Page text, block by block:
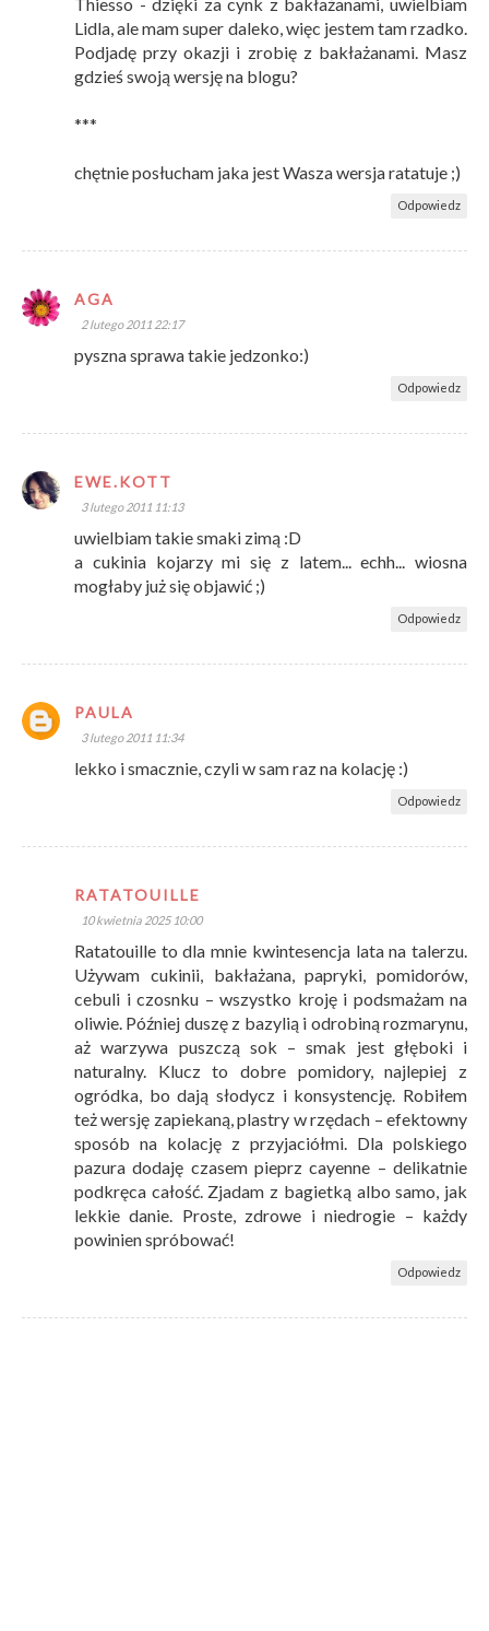
Lidla, ale mam super daleko, więc jestem tam rzadko.
Podjadę przy okazji i zrobię z bakłażanami. Masz
gdzieś swoją wersję na blogu?
***
chętnie posłucham jaka jest Wasza wersja ratatuje ;)
Odpowiedz
AGA
2 lutego 2011 22:17
pyszna sprawa takie jedzonko:)
Odpowiedz
EWE.KOTT
3 lutego 2011 11:13
uwielbiam takie smaki zimą :D
a cukinia kojarzy mi się z latem... echh... wiosna
mogłaby już się objawić ;)
Odpowiedz
PAULA
3 lutego 2011 11:34
lekko i smacznie, czyli w sam raz na kolację :)
Odpowiedz
RATATOUILLE
10 kwietnia 2025 10:00
Ratatouille to dla mnie kwintesencja lata na talerzu.
Używam cukinii, bakłażana, papryki, pomidorów,
cebuli i czosnku – wszystko kroję i podsmażam na
oliwie. Później duszę z bazylią i odrobiną rozmarynu,
aż warzywa puszczą sok – smak jest głęboki i
naturalny. Klucz to dobre pomidory, najlepiej z
ogródka, bo dają słodycz i konsystencję. Robiłem
też wersję zapiekaną, plastry w rzędach – efektowny
sposób na kolację z przyjaciółmi. Dla polskiego
pazura dodaję czasem pieprz cayenne – delikatnie
podkręca całość. Zjadam z bagietką albo samo, jak
lekkie danie. Proste, zdrowe i niedrogie – każdy
powinien spróbować!
Odpowiedz